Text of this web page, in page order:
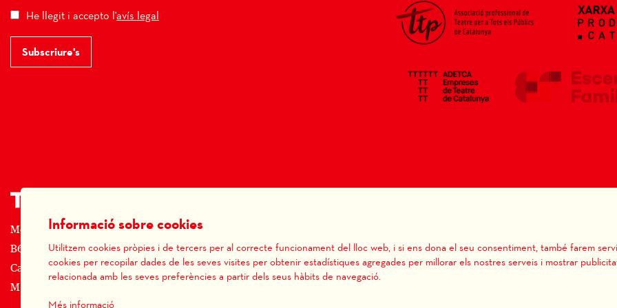
He llegit i accepto l'avís legal
Subscriure's
Monday Theater SL
B66656844
Carrer Prats, 14 - 08712 Sant Martí de Tous
M: (+34) 677 519 625 · T: (+34) 93 805 08 63
Informació sobre cookies
Utilitzem cookies pròpies i de tercers per al correcte funcionament del lloc web, i si ens dona el seu consentiment, també farem
cookies per recopilar dades de les seves visites per obtenir estadístiques agregades per millorar els nostres serveis i mostrar
relacionada amb les seves preferències a partir dels seus hàbits de navegació.
Més informació